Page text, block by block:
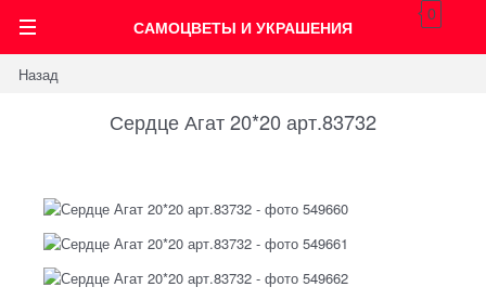
САМОЦВЕТЫ И УКРАШЕНИЯ
0
Назад
Сердце Агат 20*20 арт.83732